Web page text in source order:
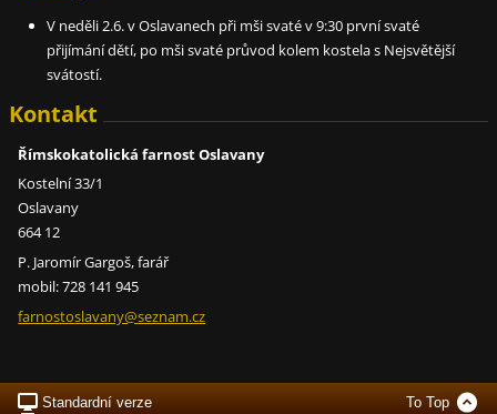
V neděli 2.6. v Oslavanech při mši svaté v 9:30 první svaté
přijímání dětí, po mši svaté průvod kolem kostela s Nejsvětější
svátostí.
Kontakt
Římskokatolická farnost Oslavany
Kostelní 33/1
Oslavany
664 12
P. Jaromír Gargoš, farář
mobil: 728 141 945
farnostoslavany@seznam.cz
Standardní verze To Top